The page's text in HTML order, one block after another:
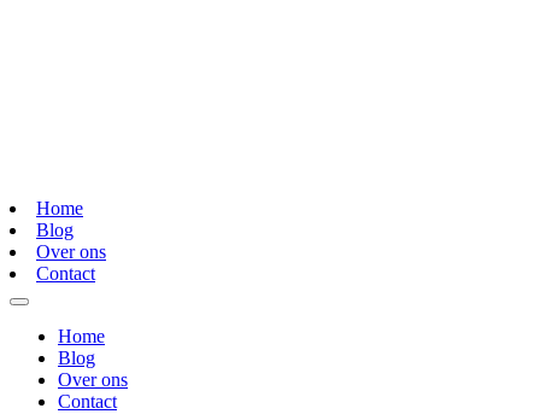
Home
Blog
Over ons
Contact
Home
Blog
Over ons
Contact